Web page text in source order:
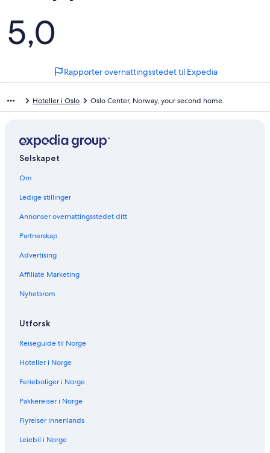
Anmeldelser
5,0
Rapporter overnattingsstedet til Expedia
Hoteller i Oslo Oslo Center, Norway, your second home.
Selskapet
Om
Ledige stillinger
Annonser overnattingsstedet ditt
Partnerskap
Advertising
Affiliate Marketing
Nyhetsrom
Utforsk
Reiseguide til Norge
Hoteller i Norge
Ferieboliger i Norge
Pakkereiser i Norge
Flyreiser innenlands
Leiebil i Norge